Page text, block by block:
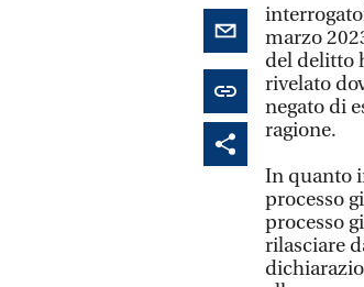
marzo
del delitto
rivelato
negato di
ragione.
In quanto
processo
processo
rilasciare